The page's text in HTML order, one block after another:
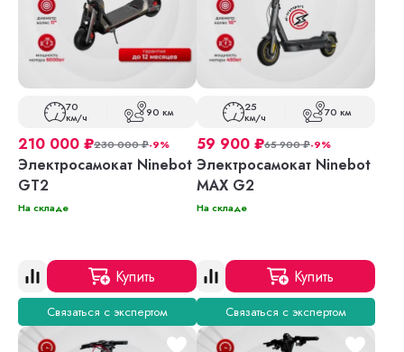
70
км/ч 90 км
210 000 ₽230 000₽-9%
Электросамокат Ninebot
GT2
На складе
Купить
Связаться с экспертом
25
км/ч 70 км
59 900 ₽65 900₽-9%
Электросамокат Ninebot
MAX G2
На складе
Купить
Связаться с экспертом